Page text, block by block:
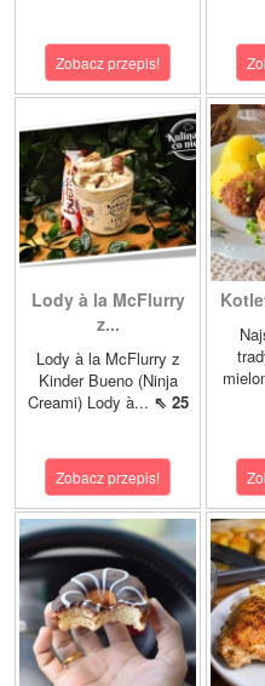
Zobacz przepis!
Lody à la McFlurry
z...
Lody à la McFlurry z
Kinder Bueno (Ninja
Creami) Lody à... ⇖ 25
Zobacz przepis!